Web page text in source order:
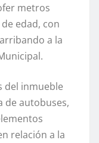
metros
edad, con
a la
del inmueble
de autobuses,
relación a la